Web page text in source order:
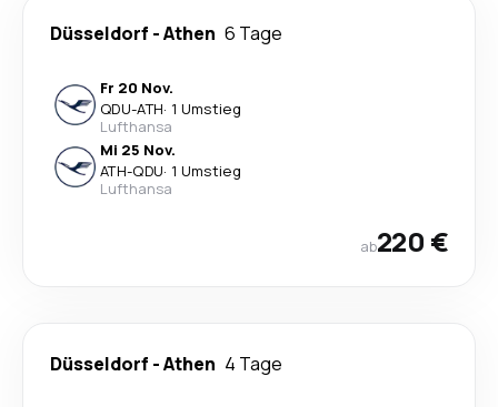
Düsseldorf -Athen 6 Tage
Fr 20 Nov.
QDU-ATH· 1 Umstieg
Lufthansa
Mi 25 Nov.
ATH-QDU· 1 Umstieg
Lufthansa
ab220 €
Düsseldorf -Athen 4 Tage